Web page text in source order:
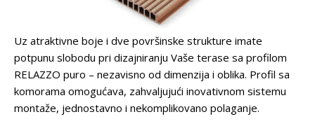
Uz atraktivne boje i dve površinske strukture imate
potpunu slobodu pri dizajniranju Vaše terase sa profilom
RELAZZO puro – nezavisno od dimenzija i oblika. Profil sa
komorama omogućava, zahvaljujući inovativnom sistemu
montaže, jednostavno i nekomplikovano polaganje.